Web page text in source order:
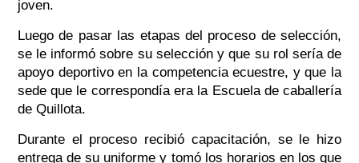
joven.
Luego de pasar las etapas del proceso de selección,
se le informó sobre su selección y que su rol sería de
apoyo deportivo en la competencia ecuestre, y que la
sede que le correspondía era la Escuela de caballería
de Quillota.
Durante el proceso recibió capacitación, se le hizo
entrega de su uniforme y tomó los horarios en los que